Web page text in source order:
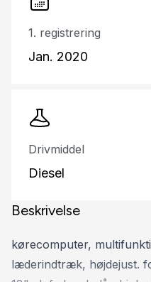
1. registrering
Jan. 2020
Drivmiddel
Diesel
Beskrivelse
kørecomputer,
læderindtræk, højdejust.